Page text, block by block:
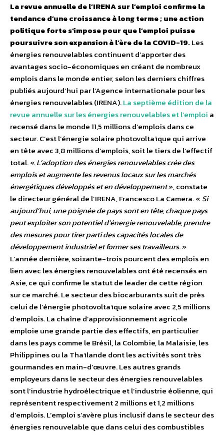
La revue annuelle de l’IRENA sur l’emploi confirme la
tendance d’une croissance à long terme ; une action
politique forte s’impose pour que l’emploi puisse
poursuivre son expansion à l’ère de la COVID-19.Les
énergies renouvelables continuent d’apporter des
avantages socio-économiques en créant de nombreux
emplois dans le monde entier, selon les derniers chiffres
publiés aujourd’hui par l’Agence internationale pour les
énergies renouvelables (IRENA).La septième édition de la
revue annuelle sur les énergies renouvelables et l’emploi a
recensé dans le monde 11,5 millions d’emplois dans ce
secteur. C’est l’énergie solaire photovoltaïque qui arrive
en tête avec 3,8 millions d’emplois, soit le tiers de l’effectif
total. « L’adoption des énergies renouvelables crée des
emplois et augmente les revenus locaux sur les marchés
énergétiques développés et en développement», constate
le directeur général de l’IRENA, Francesco La Camera. « Si
aujourd’hui, une poignée de pays sont en tête, chaque pays
peut exploiter son potentiel d’énergie renouvelable, prendre
des mesures pour tirer parti des capacités locales de
développement industriel et former ses travailleurs. »
L’année dernière, soixante-trois pourcent des emplois en
lien avec les énergies renouvelables ont été recensés en
Asie, ce qui confirme le statut de leader de cette région
sur ce marché. Le secteur des biocarburants suit de près
celui de l’énergie photovoltaïque solaire avec 2,5 millions
d’emplois. La chaîne d’approvisionnement agricole
emploie une grande partie des effectifs, en particulier
dans les pays comme le Brésil, la Colombie, la Malaisie, les
Philippines ou la Thaïlande dont les activités sont très
gourmandes en main-d’œuvre. Les autres grands
employeurs dans le secteur des énergies renouvelables
sont l’industrie hydroélectrique et l’industrie éolienne, qui
représentent respectivement 2 millions et 1,2 millions
d’emplois. L’emploi s’avère plus inclusif dans le secteur des
énergies renouvelable que dans celui des combustibles